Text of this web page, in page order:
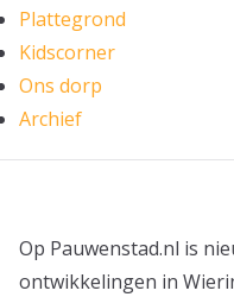
Plattegrond
Kidscorner
Ons dorp
Archief
Op Pauwenstad.nl is
ontwikkelingen in